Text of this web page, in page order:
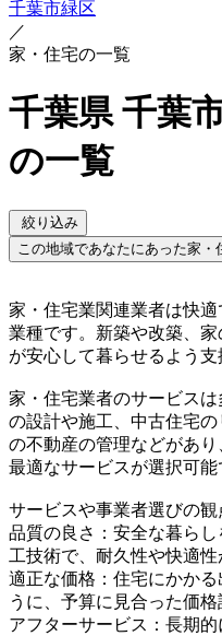
千葉市緑区
／
家・住宅の一覧
千葉県 千葉
の一覧
絞り込み
この地域であなたにあった家
家・住宅業関連業者は快
業種です。新築や改築、
が安心して暮らせるよう支
家・住宅業者のサービス
の設計や施工、中古住宅
の不動産の管理などがあ
最適なサービスが選択可能
サービスや事業者選びの観
品質の良さ：安全な暮ら
工技術で、耐久性や快適
適正な価格：住宅にかか
うに、予算に見合った価
アフターサービス：長期